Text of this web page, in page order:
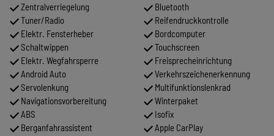
Zentralverriegelung
Tuner/Radio
Elektr. Fensterheber
Schaltwippen
Elektr. Wegfahrsperre
Android Auto
Servolenkung
Navigationsvorbereitung
ABS
Berganfahrassistent
Bluetooth
Reifendruckkontrolle
Bordcomputer
Touchscreen
Freisprecheinrichtung
Verkehrszeichenerkennung
Multifunktionslenkrad
Winterpaket
Isofix
Apple CarPlay